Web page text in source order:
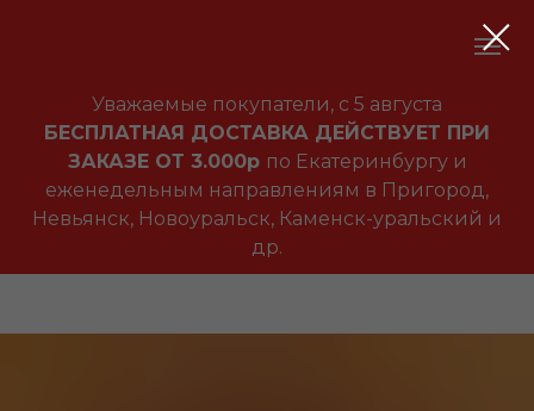
Уважаемые покупатели, с 5 августа
БЕСПЛАТНАЯ ДОСТАВКА ДЕЙСТВУЕТ ПРИ
ЗАКАЗЕ ОТ 3.000р по Екатеринбургу и
еженедельным направлениям в Пригород,
Невьянск, Новоуральск, Каменск-уральский и
др.